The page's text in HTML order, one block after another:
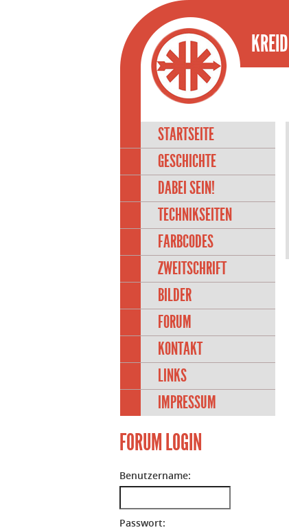
STARTSEITE
GESCHICHTE
DABEI SEIN!
TECHNIKSEITEN
FARBCODES
ZWEITSCHRIFT
BILDER
FORUM
KONTAKT
LINKS
IMPRESSUM
FORUM LOGIN
Benutzername:
Passwort: